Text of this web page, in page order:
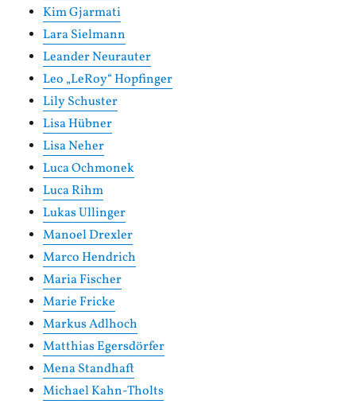
Kim Gjarmati
Lara Sielmann
Leander Neurauter
Leo „LeRoy“ Hopfinger
Lily Schuster
Lisa Hübner
Lisa Neher
Luca Ochmonek
Luca Rihm
Lukas Ullinger
Manoel Drexler
Marco Hendrich
Maria Fischer
Marie Fricke
Markus Adlhoch
Matthias Egersdörfer
Mena Standhaft
Michael Kahn-Tholts